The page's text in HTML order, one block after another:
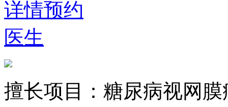
详情预约
医生
擅长项目： 糖尿病视网